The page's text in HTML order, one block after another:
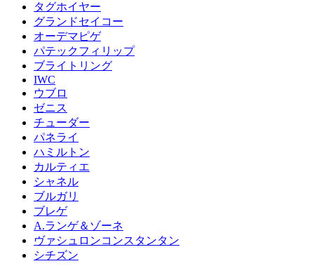
タグホイヤー
グランドセイコー
オーデマピゲ
パテックフィリップ
ブライトリング
IWC
ウブロ
ゼニス
チューダー
パネライ
ハミルトン
カルティエ
シャネル
ブルガリ
ブレゲ
A.ランゲ＆ゾーネ
ヴァシュロンコンスタンタン
シチズン